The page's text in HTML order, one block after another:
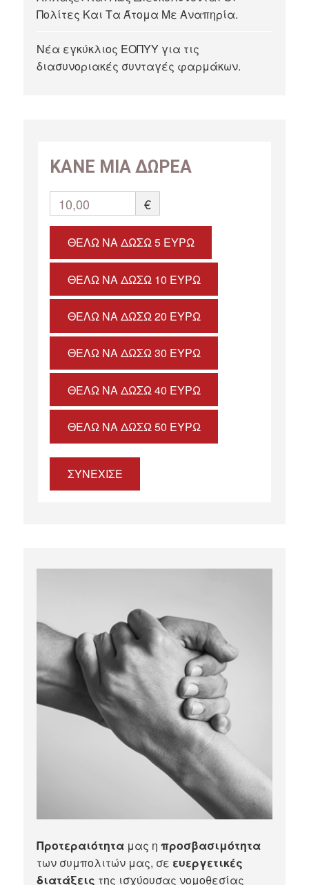
Πολίτες Και Τα Άτομα Με Αναπηρία.
Νέα εγκύκλιος ΕΟΠΥΥ για τις
διασυνοριακές συνταγές φαρμάκων.
ΚΑΝΕ ΜΙΑ ΔΩΡΕΑ
10,00 €
ΘΈΛΩ ΝΑ ΔΏΣΩ 5 ΕΥΡΏ
ΘΈΛΩ ΝΑ ΔΏΣΩ 10 ΕΥΡΏ
ΘΈΛΩ ΝΑ ΔΏΣΩ 20 ΕΥΡΏ
ΘΈΛΩ ΝΑ ΔΏΣΩ 30 ΕΥΡΏ
ΘΈΛΩ ΝΑ ΔΏΣΩ 40 ΕΥΡΏ
ΘΈΛΩ ΝΑ ΔΏΣΩ 50 ΕΥΡΏ
ΣΥΝΕΧΙΣΕ
Προτεραιότητα μας ηπροσβασιμότητα
των συμπολιτών μας, σε ευεργετικές
διατάξεις της ισχύουσας νομοθεσίας